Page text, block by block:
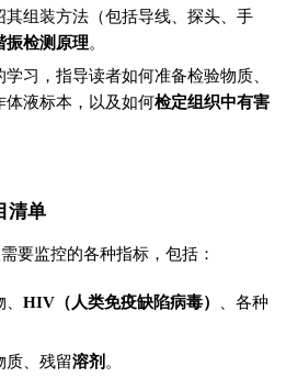
组装方法（包括导线、探头、手
振检测原理。
学习，指导读者如何准备检验物质、
体液标本，以及如何检定组织中有害
清单
要监控的各种指标，包括：
HIV（人类免疫缺陷病毒）
、各种
质、残留溶剂 。